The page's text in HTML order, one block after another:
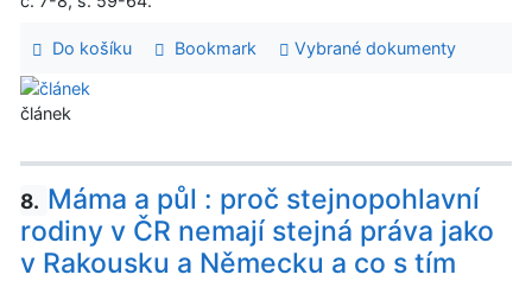
Do košíku Bookmark Vybrané dokumenty
článek
8. Máma a půl : proč stejnopohlavní
rodiny v ČR nemají stejná práva jako
v Rakousku a Německu a co s tím